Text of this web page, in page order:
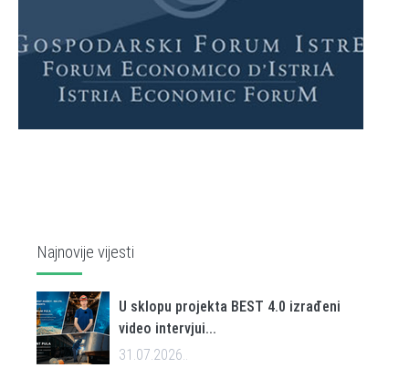
Najnovije vijesti
U sklopu projekta BEST 4.0 izrađeni
video intervjui...
31.07.2026..